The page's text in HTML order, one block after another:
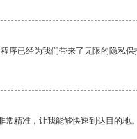
序已经为我们带来了无限的隐私保
常精准，让我能够快速到达目的地。